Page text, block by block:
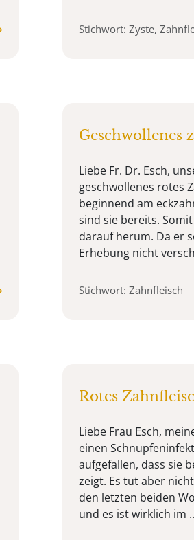
Stichwort: Zyste,
Geschwollenes
Liebe Fr. Dr. Esch,
geschwollenes rotes
beginnend am
sind sie bereits.
darauf herum. Da er
Erhebung nicht
Stichwort: Zahnfleisch
Rotes
Liebe Frau Esch,
einen
aufgefallen, dass sie
zeigt. Es tut aber
den letzten beiden
und es ist wirklich im